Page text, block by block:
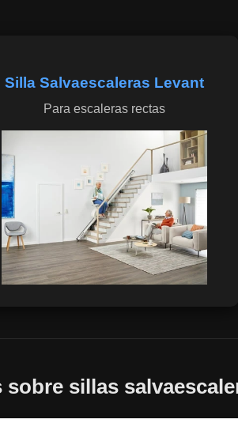
Silla Salvaescaleras Levant
Para escaleras rectas
sillas